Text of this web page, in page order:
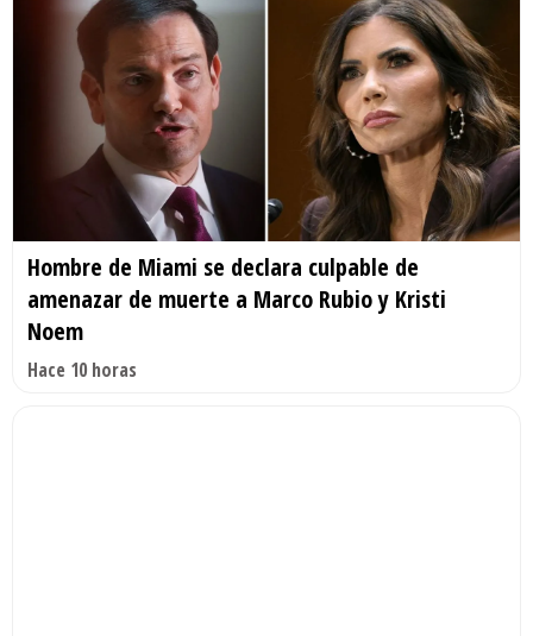
Hombre de Miami se declara culpable de
amenazar de muerte a Marco Rubio y Kristi
Noem
Hace 10 horas